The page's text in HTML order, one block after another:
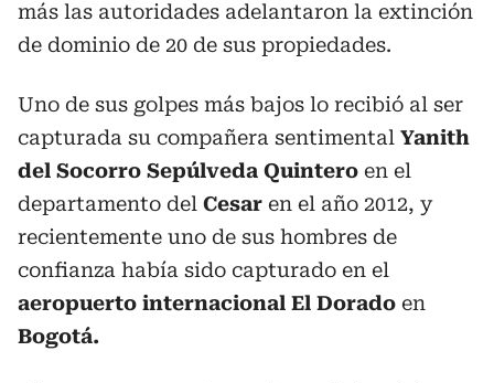
más las autoridades adelantaron la extinción
de dominio de 20 de sus propiedades.
Uno de sus golpes más bajos lo recibió al ser
capturada su compañera sentimental Yanith
del Socorro Sepúlveda Quintero en el
departamento del Cesar en el año 2012, y
recientemente uno de sus hombres de
confianza había sido capturado en el
aeropuerto internacional El Dorado en
Bogotá.